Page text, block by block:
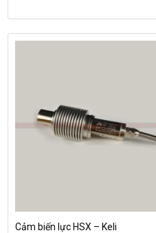
Cảm biến lực HSX – Keli